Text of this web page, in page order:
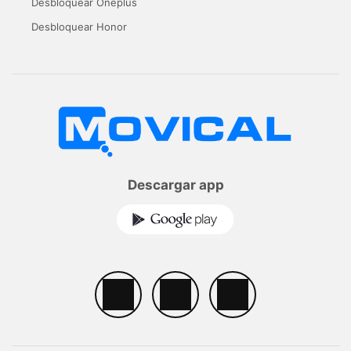
Desbloquear Honor
Descargar app